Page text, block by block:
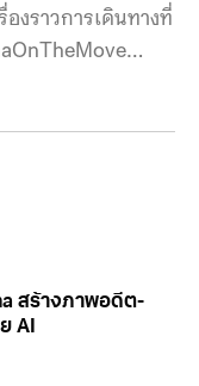
งราวการเดินทางที่
เชื่อมต่อกับผู้คน
ชีวิตลูกเรือ ที่จะ
ถึงใจคนดูได้อย่างดี
โสฝ่ายการตลาด
สร้างภาพอดีต-
AI